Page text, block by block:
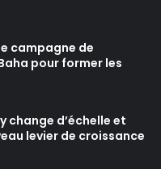
campagne de
pour former les
change d’échelle et
levier de croissance